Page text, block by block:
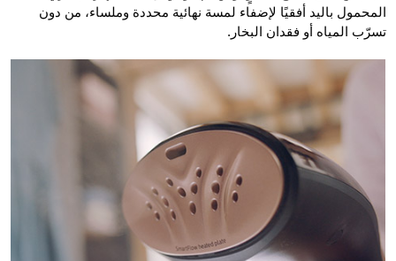
المحمول باليد أفقيًا لإضفاء لمسة نهائية محددة وملساء، من دون
تسرّب المياه أو فقدان البخار.